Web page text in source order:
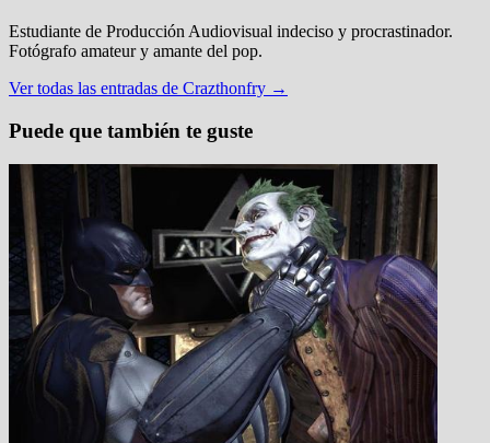
Estudiante de Producción Audiovisual indeciso y procrastinador.
Fotógrafo amateur y amante del pop.
Ver todas las entradas de Crazthonfry →
Puede que también te guste